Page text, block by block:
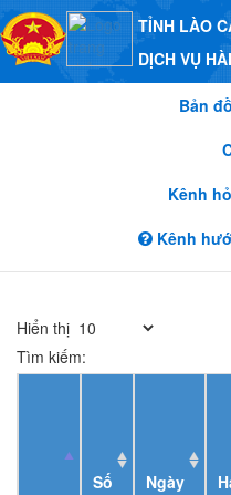
TỈNH LÀO
DỊCH VỤ
Bản
Kênh
Kênh
Hiển thị
Tìm kiếm:
Số
Ngày